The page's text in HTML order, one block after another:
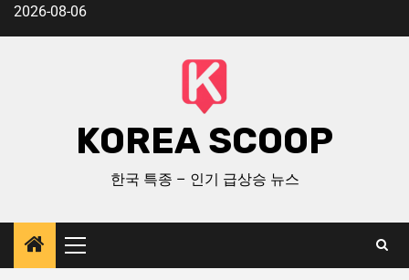
2026-08-06
KOREA SCOOP
한국 특종 – 인기 급상승 뉴스